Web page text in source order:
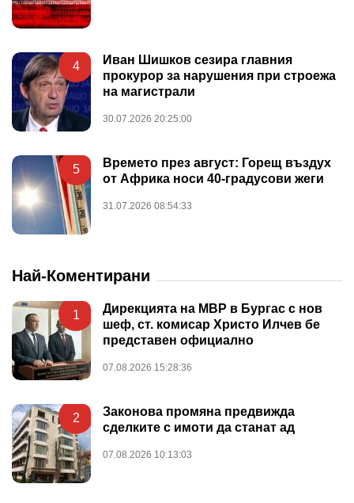
4
Иван Шишков сезира главния
прокурор за нарушения при строежа
на магистрали
30.07.2026 20:25:00
5
Времето през август: Горещ въздух
от Африка носи 40-градусови жеги
31.07.2026 08:54:33
Най-Коментирани
1
Дирекцията на МВР в Бургас с нов
шеф, ст. комисар Христо Илчев бе
представен официално
07.08.2026 15:28:36
2
Законова промяна предвижда
сделките с имоти да станат ад
07.08.2026 10:13:03